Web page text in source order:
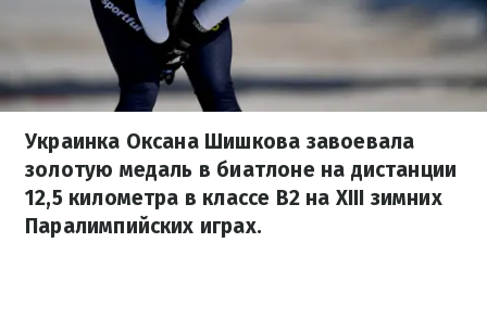
Украинка Оксана Шишкова завоевала
золотую медаль в биатлоне на дистанции
12,5 километра в классе В2 на ХІІІ зимних
Паралимпийских играх.